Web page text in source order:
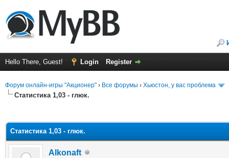
Hello There, Guest! Login Register
Форум онлайн-игры "Акционер" › Все форумы › Хьюстон, у вас проблема
Статистика 1,03 - глюк.
Статистика 1,03 - глюк.
Alkonaft